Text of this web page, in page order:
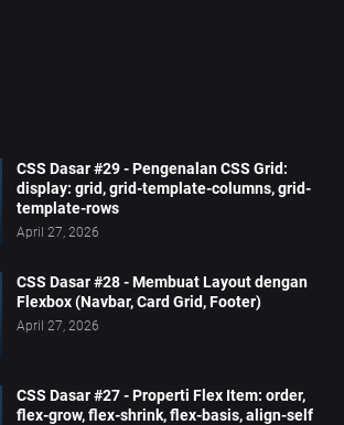
CSS Dasar #29 - Pengenalan CSS Grid:
display: grid, grid-template-columns, grid-
template-rows
April 27, 2026
CSS Dasar #28 - Membuat Layout dengan
Flexbox (Navbar, Card Grid, Footer)
April 27, 2026
CSS Dasar #27 - Properti Flex Item: order,
flex-grow, flex-shrink, flex-basis, align-self